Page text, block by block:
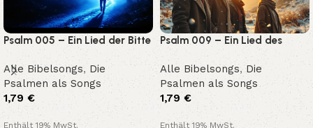
Psalm 005 – Ein Lied der Bitte
und Hoffnung
Alle Bibelsongs, Die
Psalmen als Songs
1,79 €
Enthält 19% MwSt.
Psalm 009 – Ein Lied des
Lobes und Vertrauens
Alle Bibelsongs,Die
Psalmen als Songs
1,79 €
Enthält 19% MwSt.